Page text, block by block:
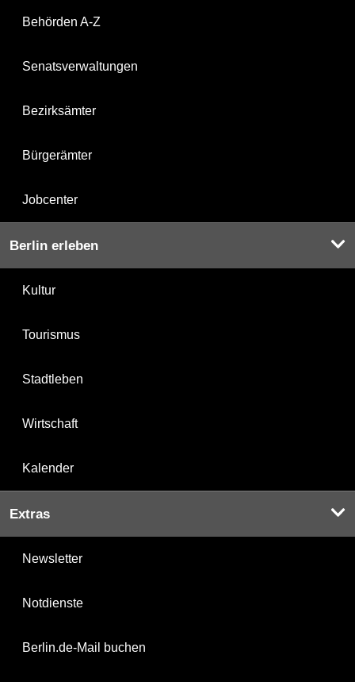
Behörden A-Z
Senatsverwaltungen
Bezirksämter
Bürgerämter
Jobcenter
Berlin erleben
Kultur
Tourismus
Stadtleben
Wirtschaft
Kalender
Extras
Newsletter
Notdienste
Berlin.de-Mail buchen